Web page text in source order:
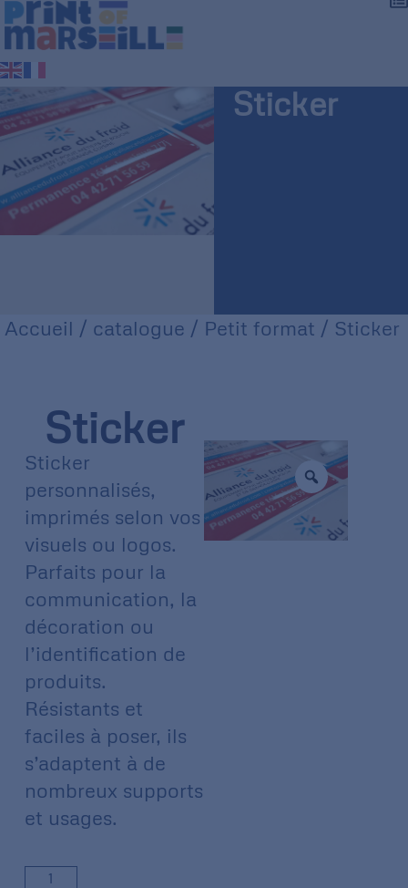
Sticker
Accueil / catalogue / Petit format / Sticker
Sticker
Sticker
personnalisés,
imprimés selon vos
visuels ou logos.
Parfaits pour la
communication, la
décoration ou
l’identification de
produits.
Résistants et
faciles à poser, ils
s’adaptent à de
nombreux supports
et usages.